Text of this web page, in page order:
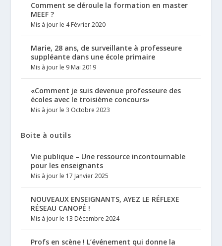
Comment se déroule la formation en master
MEEF ?
Mis à jour le 4 Février 2020
Marie, 28 ans, de surveillante à professeure
suppléante dans une école primaire
Mis à jour le 9 Mai 2019
«Comment je suis devenue professeure des
écoles avec le troisième concours»
Mis à jour le 3 Octobre 2023
Boite à outils
Vie publique – Une ressource incontournable
pour les enseignants
Mis à jour le 17 Janvier 2025
NOUVEAUX ENSEIGNANTS, AYEZ LE RÉFLEXE
RÉSEAU CANOPÉ !
Mis à jour le 13 Décembre 2024
Profs en scène ! L’événement qui donne la